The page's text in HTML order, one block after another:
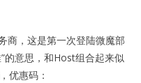
商，这是第一次登陆微魔部
的意思，和Host组合起来似
优惠码：